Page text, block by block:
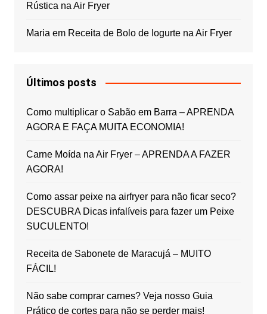
Rústica na Air Fryer
Maria em Receita de Bolo de Iogurte na Air Fryer
Últimos posts
Como multiplicar o Sabão em Barra – APRENDA
AGORA E FAÇA MUITA ECONOMIA!
Carne Moída na Air Fryer – APRENDA A FAZER
AGORA!
Como assar peixe na airfryer para não ficar seco?
DESCUBRA Dicas infalíveis para fazer um Peixe
SUCULENTO!
Receita de Sabonete de Maracujá – MUITO
FÁCIL!
Não sabe comprar carnes? Veja nosso Guia
Prático de cortes para não se perder mais!